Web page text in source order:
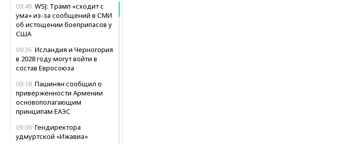
09:49 WSJ: Трамп «сходит с
ума» из-за сообщений в СМИ
об истощении боеприпасов у
США
09:36 Исландия и Черногория
в 2028 году могут войти в
состав Евросоюза
09:18 Пашинян сообщил о
приверженности Армении
основополагающим
принципам ЕАЭС
09:06 Гендиректора
удмуртской «Ижавиа»